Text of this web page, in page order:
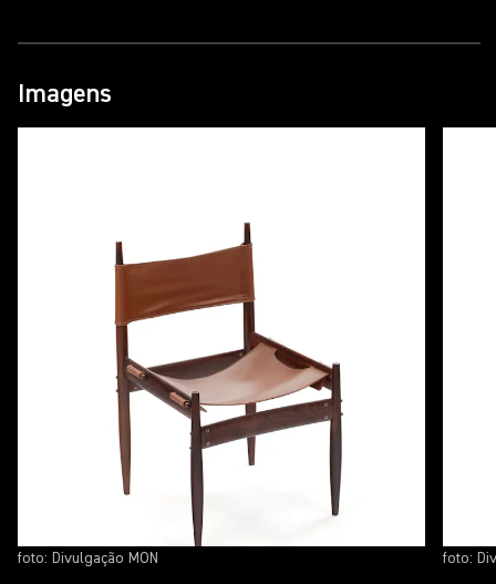
Imagens
foto: Divulgação MON foto: